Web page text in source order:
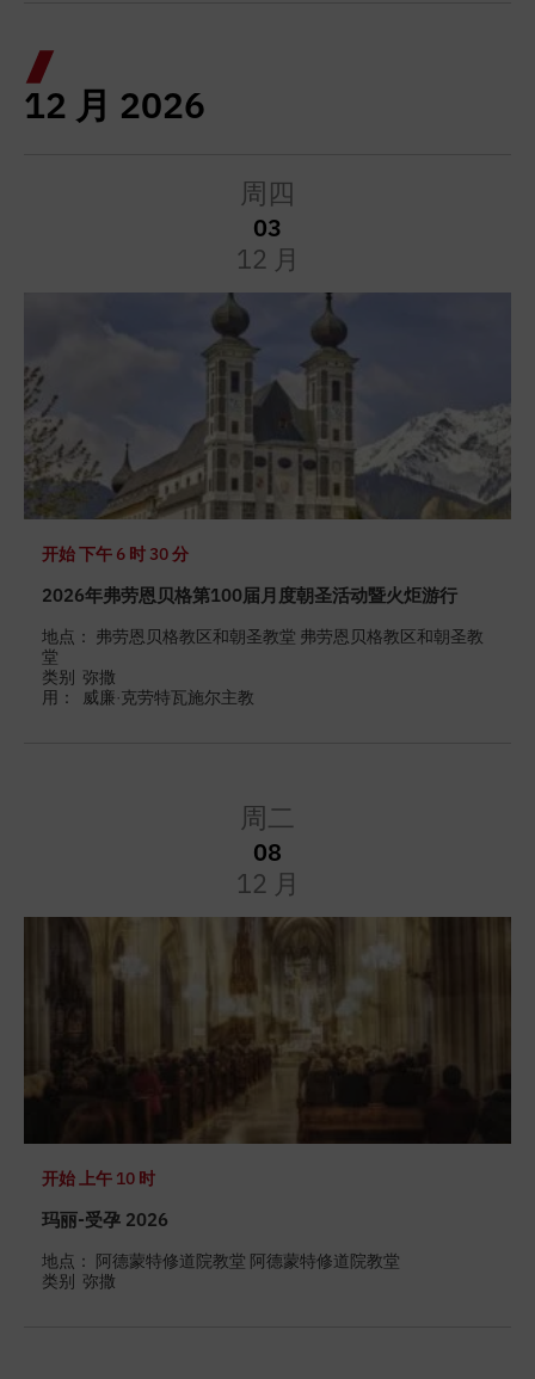
12 月 2026
周四
03
12 月
开始下午 6 时 30 分
2026年弗劳恩贝格第100届月度朝圣活动暨火炬游行
地点： 弗劳恩贝格教区和朝圣教堂 弗劳恩贝格教区和朝圣教
堂
类别 弥撒
用： 威廉·克劳特瓦施尔主教
周二
08
12 月
开始上午 10 时
玛丽-受孕 2026
地点： 阿德蒙特修道院教堂 阿德蒙特修道院教堂
类别 弥撒